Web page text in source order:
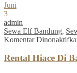
Juni
3
admin
Sewa Elf Bandung,
Komentar
Rental Hiace Di